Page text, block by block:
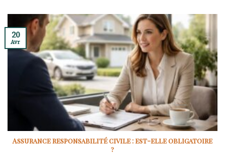
Assurance responsabilité civile : est-elle obligatoire
?
20
Avr